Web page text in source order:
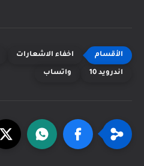
اخفاء الاشعارات
اندرويد 10 واتساب